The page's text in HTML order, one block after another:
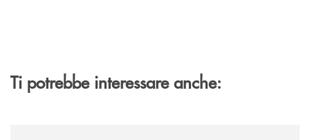
Ti potrebbe interessare anche: